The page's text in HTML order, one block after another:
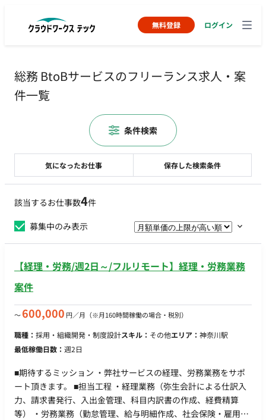
無料登録 ログイン
総務 BtoBサービスのフリーランス求人・案
件一覧
該当するお仕事数4件
募集中のみ表示
【経理・労務/週2日～/フルリモート】経理・労務業務
案件
〜600,000 円／月 （※月160時間稼働の場合・税別）
職種： 採用・組織開発・制度設計スキル： その他エリア： 神奈川駅
最低稼働日数： 週2日
■期待するミッション ・弊社サービスの経理、労務業務をサポ
ート頂きます。 ■担当工程 ・経理業務（弥生会計による仕訳入
力、請求書発行、入出金管理、科目内訳書の作成、経費精算
等） ・労務業務（勤怠管理、給与明細作成、社会保険・雇用保
気になったお仕事 保存した検索条件
条件検索